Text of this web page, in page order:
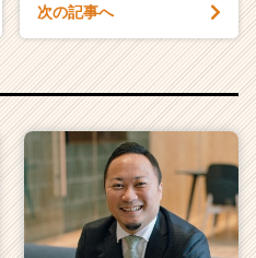
次の記事へ